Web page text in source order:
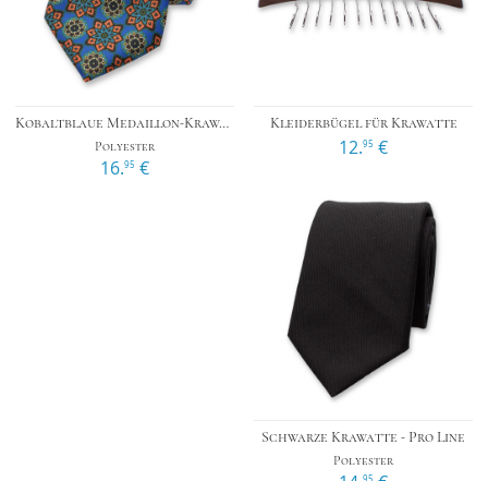
Kobaltblaue Medaillon-Krawatte
Polyester
16.95 €
Kleiderbügel für Krawatte
12.95 €
Schwarze Krawatte - Pro Line
Polyester
95